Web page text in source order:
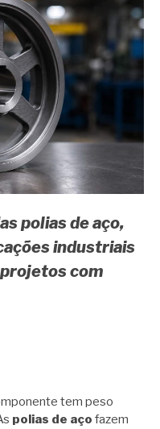
polias de aço,
industriais
com
tem peso
polias de aço fazem